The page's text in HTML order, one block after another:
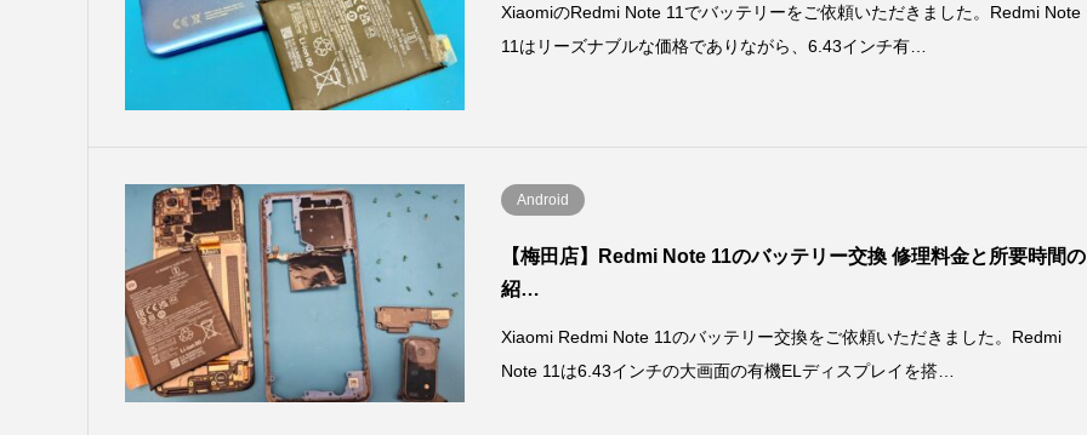
XiaomiのRedmi Note 11でバッテリーをご依頼いただきました。Redmi Note
11はリーズナブルな価格でありながら、6.43インチ有…
Android
【梅田店】Redmi Note 11のバッテリー交換 修理料金と所要時間の
紹…
Xiaomi Redmi Note 11のバッテリー交換をご依頼いただきました。Redmi
Note 11は6.43インチの大画面の有機ELディスプレイを搭…